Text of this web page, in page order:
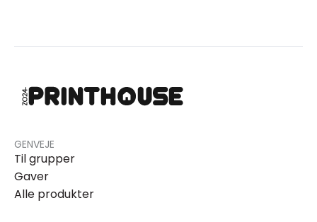
GENVEJE
Til grupper
Gaver
Alle produkter